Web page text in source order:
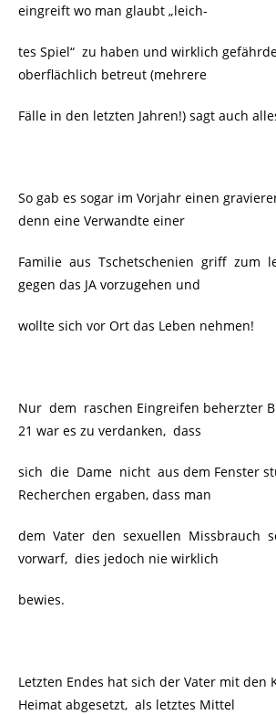
eingreift wo man glaubt „leich-
tes Spiel“ zu haben und wirklich
oberflächlich betreut (mehrere
Fälle in den letzten Jahren!) sagt auch
So gab es sogar im Vorjahr einen
denn eine Verwandte einer
Familie aus Tschetschenien griff zum
gegen das JA vorzugehen und
wollte sich vor Ort das Leben nehmen!
Nur dem raschen Eingreifen beherzter
21 war es zu verdanken, dass
sich die Dame nicht aus dem Fenster
Recherchen ergaben, dass man
dem Vater den sexuellen Missbrauch
vorwarf, dies jedoch nie wirklich
bewies.
Letzten Endes hat sich der Vater mit den
Heimat abgesetzt, als letztes Mittel